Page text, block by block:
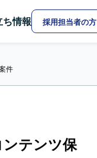
ち情報 採用担当者の方
件
テンツ保